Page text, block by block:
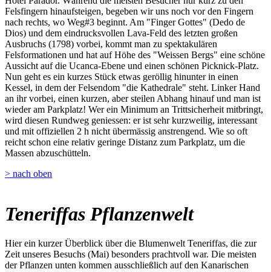
Felsfingern hinaufsteigen, begeben wir uns noch vor den Fingern
nach rechts, wo Weg#3 beginnt. Am "Finger Gottes" (Dedo de
Dios) und dem eindrucksvollen Lava-Feld des letzten großen
Ausbruchs (1798) vorbei, kommt man zu spektakulären
Felsformationen und hat auf Höhe des "Weissen Bergs" eine schöne
Aussicht auf die Ucanca-Ebene und einen schönen Picknick-Platz.
Nun geht es ein kurzes Stück etwas geröllig hinunter in einen
Kessel, in dem der Felsendom "die Kathedrale" steht. Linker Hand
an ihr vorbei, einen kurzen, aber steilen Abhang hinauf und man ist
wieder am Parkplatz! Wer ein Minimum an Trittsicherheit mitbringt,
wird diesen Rundweg geniessen: er ist sehr kurzweilig, interessant
und mit offiziellen 2 h nicht übermässig anstrengend. Wie so oft
reicht schon eine relativ geringe Distanz zum Parkplatz, um die
Massen abzuschütteln.
> nach oben
Teneriffas Pflanzenwelt
Hier ein kurzer Überblick über die Blumenwelt Teneriffas, die zur
Zeit unseres Besuchs (Mai) besonders prachtvoll war. Die meisten
der Pflanzen unten kommen ausschließlich auf den Kanarischen